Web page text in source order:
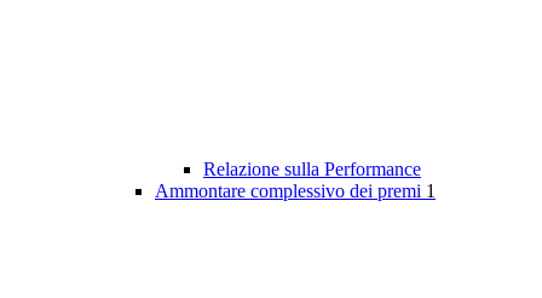
Relazione sulla Performance
Ammontare complessivo dei premi 1